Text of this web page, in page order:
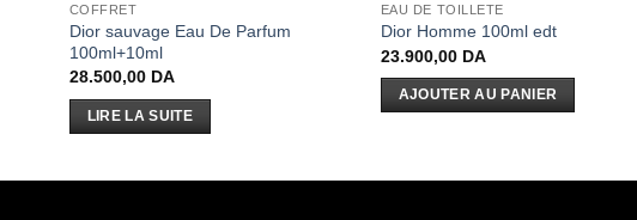
COFFRET
Dior sauvage Eau De Parfum
100ml+10ml
28.500,00 DA
LIRE LA SUITE
EAU DE TOILLETE
Dior Homme 100ml edt
23.900,00 DA
AJOUTER AU PANIER